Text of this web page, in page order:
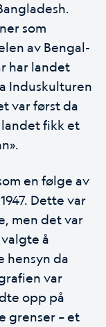
som
av Bengal-
har landet
Induskulturen
var først da
fikk et
en følge av
Dette var
men det var
å
hensyn da
var
opp på
grenser – et